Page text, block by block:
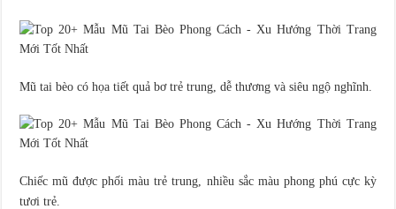
Mũ tai bèo có họa tiết quả bơ trẻ trung, dễ thương và siêu ngộ nghĩnh.
Chiếc mũ được phối màu trẻ trung, nhiều sắc màu phong phú cực kỳ
tươi trẻ.